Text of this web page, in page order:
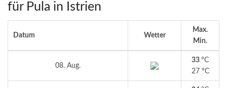
für Pula in Istrien
Datum Wetter
Max.
Min.
08. Aug.
33 °C
27 °C